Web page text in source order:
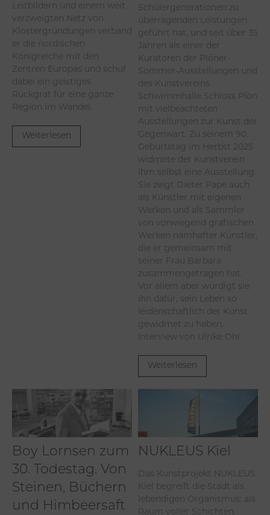
Leitbildern und einem weit
verzweigten Netz von
Klostergründungen verband
er die nordischen
Königreiche mit den
Zentren Europas und schuf
dabei ein geistiges
Rückgrat für eine ganze
Region im Wandel.
Weiterlesen
Schülergenerationen zu
überragenden Leistungen
geführt hat, und seit über 35
Jahren als einer der
Kuratoren der Plöner-
Sommer-Ausstellungen und
des Kunstvereins
Schwimmhalle Schloss Plön
mit vielbeachteten
Ausstellungen zur Kunst der
Gegenwart. Zu seinem 90.
Geburtstag im Herbst 2025
widmete der Kunstverein
ihm selbst eine Ausstellung.
Sie zeigt Dieter Pape auch
als Künstler mit eigenen
Werken und als Sammler
von vorwiegend grafischen
Werken namhafter Künstler,
die er gemeinsam mit
seiner Frau Barbara
zusammengetragen hat.
Vor allem aber würdigt sie
ihn dafür, sein Leben so
leidenschaftlich der Kunst
gewidmet zu haben.
Interview von Ulrike Ohl
Weiterlesen
Boy Lornsen zum
30. Todestag. Von
Steinen, Büchern
und Himbeersaft
NUKLEUS Kiel
Das Kunstprojekt NUKLEUS
Kiel begreift die Stadt als
lebendigen Organismus: als
Raum voller Schichten,